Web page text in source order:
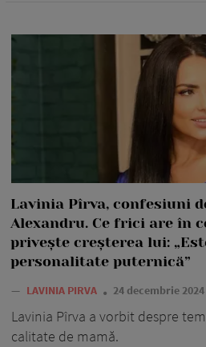
Lavinia Pîrva, confesiuni
Alexandru. Ce frici are în
privește creșterea lui:
personalitate puternică”
— LAVINIA PIRVA 24 decembrie 2024
Lavinia Pîrva a vorbit despre
calitate de mamă.